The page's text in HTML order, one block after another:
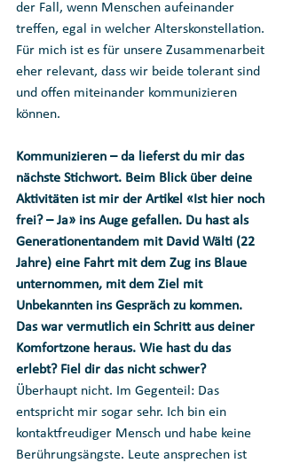
der Fall, wenn Menschen aufeinander
treffen, egal in welcher Alterskonstellation.
Für mich ist es für unsere Zusammenarbeit
eher relevant, dass wir beide tolerant sind
und offen miteinander kommunizieren
können.
Kommunizieren – da lieferst du mir das
nächste Stichwort. Beim Blick über deine
Aktivitäten ist mir der Artikel «Ist hier noch
frei? – Ja» ins Auge gefallen. Du hast als
Generationentandem mit David Wälti (22
Jahre) eine Fahrt mit dem Zug ins Blaue
unternommen, mit dem Ziel mit
Unbekannten ins Gespräch zu kommen.
Das war vermutlich ein Schritt aus deiner
Komfortzone heraus. Wie hast du das
erlebt? Fiel dir das nicht schwer?
Überhaupt nicht. Im Gegenteil: Das
entspricht mir sogar sehr. Ich bin ein
kontaktfreudiger Mensch und habe keine
Berührungsängste. Leute ansprechen ist